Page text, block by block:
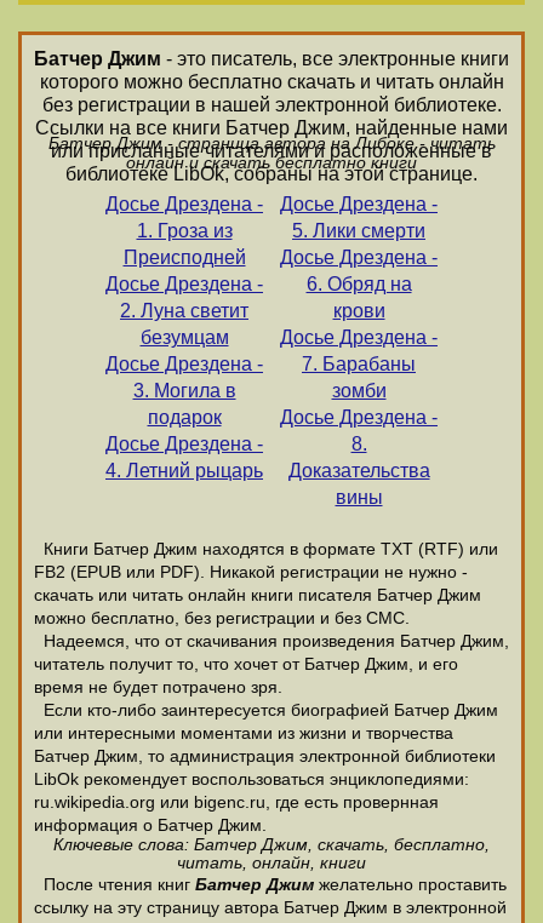
Батчер Джим - это писатель, все электронные книги
которого можно бесплатно скачать и читать онлайн
без регистрации в нашей электронной библиотеке.
Ссылки на все книги Батчер Джим, найденные нами
или присланные читателями и расположенные в
библиотеке LibOk, собраны на этой странице.
Батчер Джим - страница автора на Либоке - читать
онлайн и скачать бесплатно книги
Досье Дрездена -
1. Гроза из
Преисподней
Досье Дрездена -
2. Луна светит
безумцам
Досье Дрездена -
3. Могила в
подарок
Досье Дрездена -
4. Летний рыцарь
Досье Дрездена -
5. Лики смерти
Досье Дрездена -
6. Обряд на
крови
Досье Дрездена -
7. Барабаны
зомби
Досье Дрездена -
8.
Доказательства
вины
Книги Батчер Джим находятся в формате ТХТ (RTF) или
FB2 (EPUB или PDF). Никакой регистрации не нужно -
скачать или читать онлайн книги писателя Батчер Джим
можно бесплатно, без регистрации и без СМС.
Надеемся, что от скачивания произведения Батчер Джим,
читатель получит то, что хочет от Батчер Джим, и его
время не будет потрачено зря.
Если кто-либо заинтересуется биографией Батчер Джим
или интересными моментами из жизни и творчества
Батчер Джим, то администрация электронной библиотеки
LibOk рекомендует воспользоваться энциклопедиями:
ru.wikipedia.org или bigenc.ru, где есть провернная
информация о Батчер Джим.
Ключевые слова: Батчер Джим, скачать, бесплатно,
читать, онлайн, книги
После чтения книг Батчер Джим желательно проставить
ссылку на эту страницу автора Батчер Джим в электронной